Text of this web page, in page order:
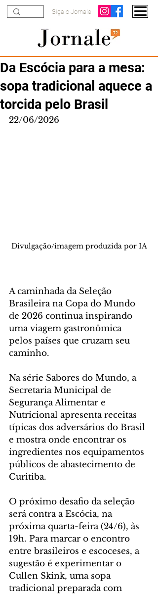
Siga o Jornale
Da Escócia para a mesa:
sopa tradicional aquece a
torcida pelo Brasil
22/06/2026
Divulgação/imagem produzida por IA
A caminhada da Seleção
Brasileira na Copa do Mundo
de 2026 continua inspirando
uma viagem gastronômica
pelos países que cruzam seu
caminho.
Na série Sabores do Mundo, a
Secretaria Municipal de
Segurança Alimentar e
Nutricional apresenta receitas
típicas dos adversários do Brasil
e mostra onde encontrar os
ingredientes nos equipamentos
públicos de abastecimento de
Curitiba.
O próximo desafio da seleção
será contra a Escócia, na
próxima quarta-feira (24/6), às
19h. Para marcar o encontro
entre brasileiros e escoceses, a
sugestão é experimentar o
Cullen Skink, uma sopa
tradicional preparada com